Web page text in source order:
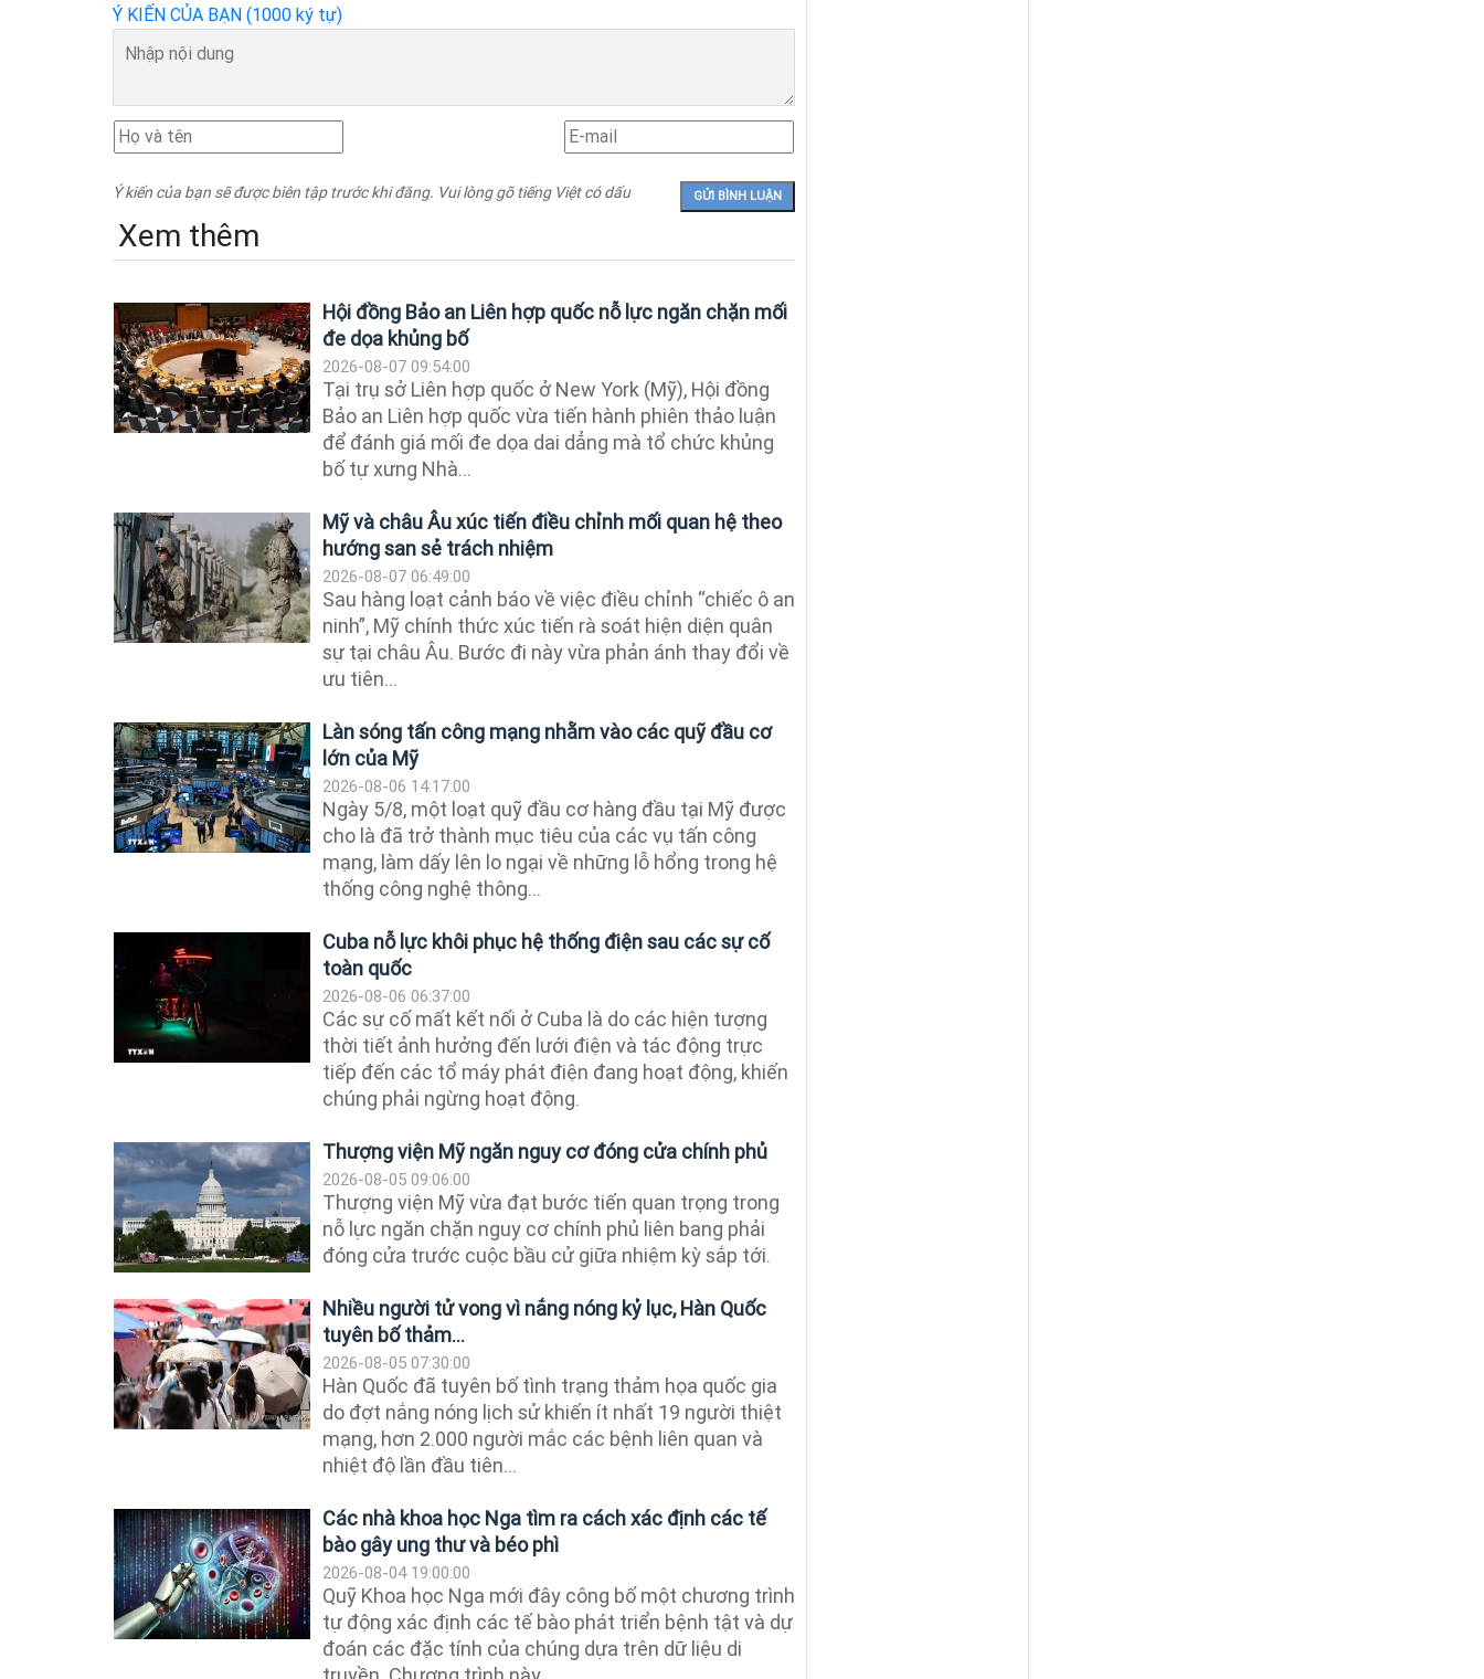
Ý KIẾN CỦA BẠN (1000 ký tự)
Ý kiến của bạn sẽ được biên tập trước khi đăng. Vui lòng gõ tiếng Việt có dấu
Xem thêm
Hội đồng Bảo an Liên hợp quốc nỗ lực ngăn chặn mối
đe dọa khủng bố
2026-08-07 09:54:00
Tại trụ sở Liên hợp quốc ở New York (Mỹ), Hội đồng
Bảo an Liên hợp quốc vừa tiến hành phiên thảo luận
để đánh giá mối đe dọa dai dẳng mà tổ chức khủng
bố tự xưng Nhà...
Mỹ và châu Âu xúc tiến điều chỉnh mối quan hệ theo
hướng san sẻ trách nhiệm
2026-08-07 06:49:00
Sau hàng loạt cảnh báo về việc điều chỉnh “chiếc ô an
ninh”, Mỹ chính thức xúc tiến rà soát hiện diện quân
sự tại châu Âu. Bước đi này vừa phản ánh thay đổi về
ưu tiên...
Làn sóng tấn công mạng nhằm vào các quỹ đầu cơ
lớn của Mỹ
2026-08-06 14:17:00
Ngày 5/8, một loạt quỹ đầu cơ hàng đầu tại Mỹ được
cho là đã trở thành mục tiêu của các vụ tấn công
mạng, làm dấy lên lo ngại về những lỗ hổng trong hệ
thống công nghệ thông...
Cuba nỗ lực khôi phục hệ thống điện sau các sự cố
toàn quốc
2026-08-06 06:37:00
Các sự cố mất kết nối ở Cuba là do các hiện tượng
thời tiết ảnh hưởng đến lưới điện và tác động trực
tiếp đến các tổ máy phát điện đang hoạt động, khiến
chúng phải ngừng hoạt động.
Thượng viện Mỹ ngăn nguy cơ đóng cửa chính phủ
2026-08-05 09:06:00
Thượng viện Mỹ vừa đạt bước tiến quan trọng trong
nỗ lực ngăn chặn nguy cơ chính phủ liên bang phải
đóng cửa trước cuộc bầu cử giữa nhiệm kỳ sắp tới.
Nhiều người tử vong vì nắng nóng kỷ lục, Hàn Quốc
tuyên bố thảm...
2026-08-05 07:30:00
Hàn Quốc đã tuyên bố tình trạng thảm họa quốc gia
do đợt nắng nóng lịch sử khiến ít nhất 19 người thiệt
mạng, hơn 2.000 người mắc các bệnh liên quan và
nhiệt độ lần đầu tiên...
Các nhà khoa học Nga tìm ra cách xác định các tế
bào gây ung thư và béo phì
2026-08-04 19:00:00
Quỹ Khoa học Nga mới đây công bố một chương trình
tự động xác định các tế bào phát triển bệnh tật và dự
đoán các đặc tính của chúng dựa trên dữ liệu di